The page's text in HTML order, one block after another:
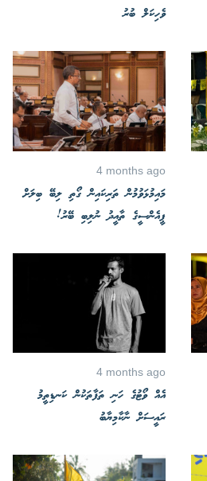
ވެހިކަލް ބުރު
4 months ago
މައިމުޅަވުމުން ތަރިކައިން ގޯތި ލިބޭ ބިލަށް
ޕީއެންސީގެ ތާއީދު ނުލިބި ބޭރު!
4 months ago
އެއް ވޯޓުގެ ހަނި ތަފާތަކުން ކަނޑިތީމު
ރައީސަށް ނާކާމިޔާބު